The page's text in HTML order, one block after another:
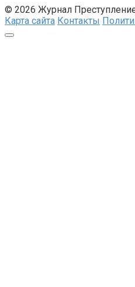
© 2026 Журнал
Карта сайта Контакты